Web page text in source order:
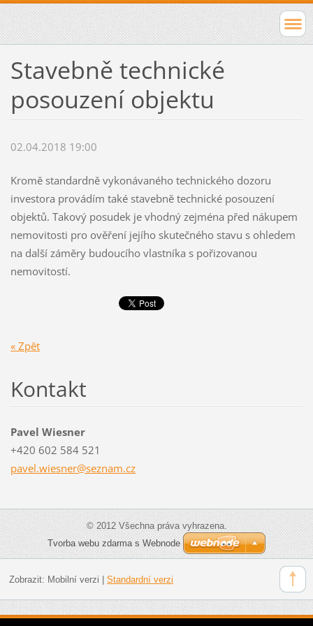
Stavebně technické
posouzení objektu
02.04.2018 19:00
Kromě standardně vykonávaného technického dozoru
investora provádím také stavebně technické posouzení
objektů. Takový posudek je vhodný zejména před nákupem
nemovitosti pro ověření jejího skutečného stavu s ohledem
na další záměry budoucího vlastníka s pořizovanou
nemovitostí.
« Zpět
Kontakt
Pavel Wiesner
+420 602 584 521
pavel.wiesner@seznam.cz
© 2012 Všechna práva vyhrazena.
Tvorba webu zdarma s Webnode
Zobrazit: Mobilní verzi Standardní verzi